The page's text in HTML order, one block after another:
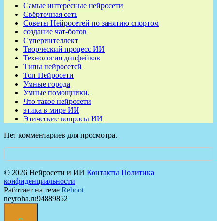
Самые интересные нейросети
Свёрточная сеть
Советы Нейросетей по занятию спортом
создание чат-ботов
Суперинтеллект
Творческий процесс ИИ
Технология дипфейков
Типы нейросетей
Топ Нейросети
Умные города
Умные помощники.
Что такое нейросети
этика в мире ИИ
Этические вопросы ИИ
Нет комментариев для просмотра.
© 2026 Нейросети и ИИ Контакты Политика
конфиденциальности
Работает на теме Reboot
neyroha.ru94889852